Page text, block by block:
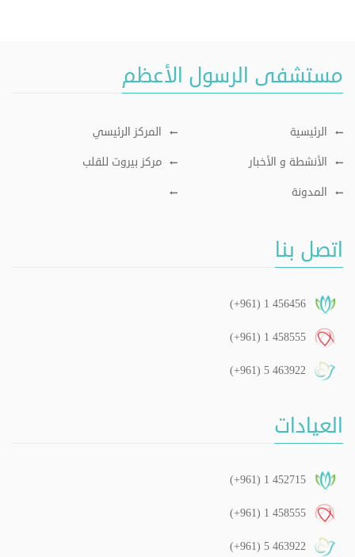
مستشفى الرسول الأعظم
الرئيسية
المركز الرئيسي
الأنشطة و الأخبار
مركز بيروت للقلب
المدونة
اتصل بنا
(+961) 1 456456
(+961) 1 458555
(+961) 5 463922
العيادات
(+961) 1 452715
(+961) 1 458555
(+961) 5 463922